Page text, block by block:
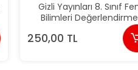
Gizli Yayınları 8. Sınıf
Bilimleri Değerlendirme
Föyleri Gizli Kuşak Serisi
250,00 TL